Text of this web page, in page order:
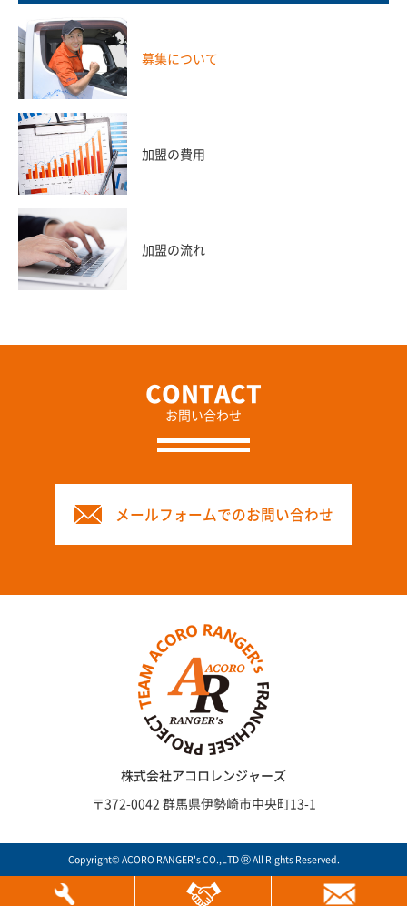
募集について
加盟の費用
加盟の流れ
お問い合わせ
メールフォームでのお問い合わせ
株式会社アコロレンジャーズ
〒372-0042 群馬県伊勢崎市中央町13-1
Copyright© ACORO RANGER's CO.,LTD Ⓡ All Rights Reserved.